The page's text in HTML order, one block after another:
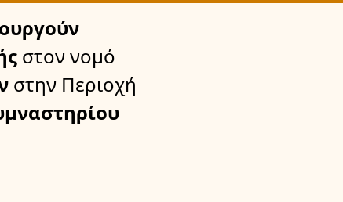
στον νομό
στην Περιοχή